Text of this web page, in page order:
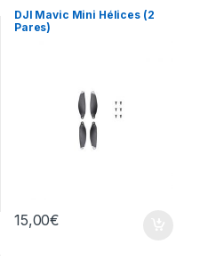
DJI Mavic Mini Hélices (2
Pares)
15,00€